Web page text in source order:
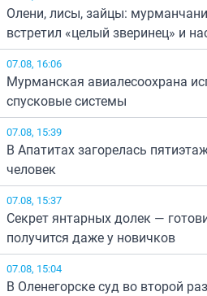
Олени, лисы, зайцы:
встретил «целый зверинец» и
07.08, 16:06
Мурманская авиалесоохрана
спусковые системы
07.08, 15:39
В Апатитах загорелась
человек
07.08, 15:37
Секрет янтарных долек —
получится даже у новичков
07.08, 15:04
В Оленегорске суд во второй